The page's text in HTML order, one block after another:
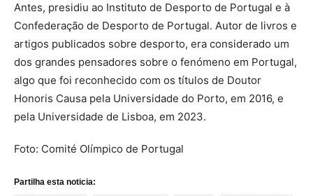
Antes, presidiu ao Instituto de Desporto de Portugal e à
Confederação de Desporto de Portugal. Autor de livros e
artigos publicados sobre desporto, era considerado um
dos grandes pensadores sobre o fenómeno em Portugal,
algo que foi reconhecido com os títulos de Doutor
Honoris Causa pela Universidade do Porto, em 2016, e
pela Universidade de Lisboa, em 2023.
Foto: Comité Olímpico de Portugal
Partilha esta noticia: